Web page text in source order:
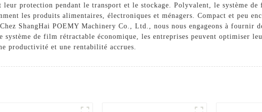
leur protection pendant le transport et le stockage. Polyvalent, le système
les produits alimentaires, électroniques et ménagers. Compact et peu
ShangHai POEMY Machinery Co., Ltd., nous nous engageons à fournir
système de film rétractable économique, les entreprises peuvent optimiser
productivité et une rentabilité accrues.